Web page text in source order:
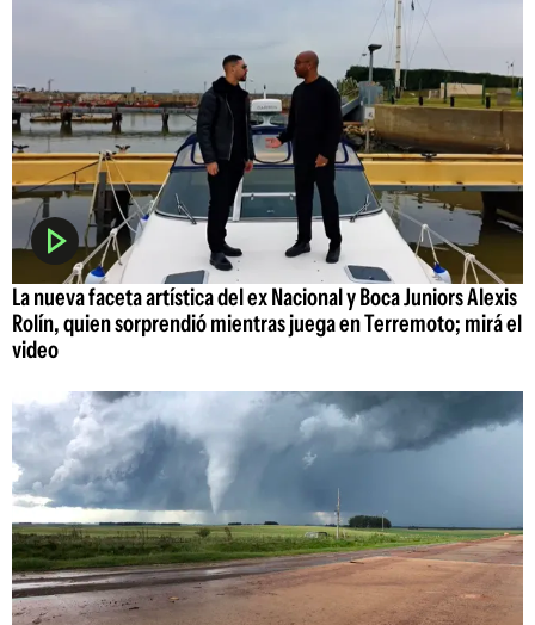
La nueva faceta artística del ex Nacional y Boca Juniors Alexis
Rolín, quien sorprendió mientras juega en Terremoto; mirá el
video